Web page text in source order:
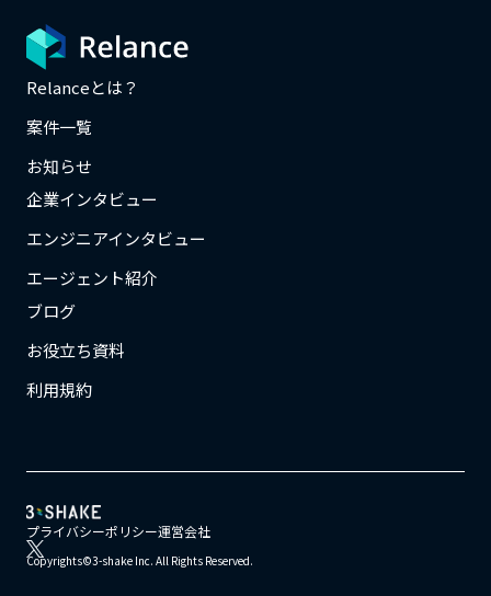
Relanceとは？
案件一覧
お知らせ
企業インタビュー
エンジニアインタビュー
エージェント紹介
ブログ
お役立ち資料
利用規約
プライバシーポリシー運営会社
Copyrights©3-shake Inc. All Rights Reserved.